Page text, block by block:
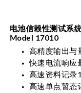
电池信赖性测试系
Model 17010
高精度输出与
快速电流响应
高速资料记录
高速单点暂态